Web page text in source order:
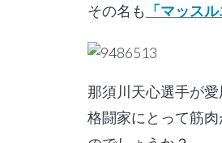
その名も 「マッス
那須川天心選手が愛
格闘家にとって筋